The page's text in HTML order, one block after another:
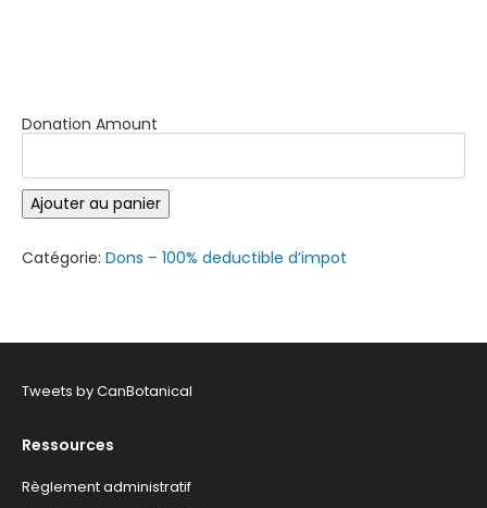
Donation Amount
quantité
de
Luella
Weresub
Ajouter au panier
Catégorie: Dons – 100% deductible d’impot
Tweets by CanBotanical
Ressources
Règlement administratif